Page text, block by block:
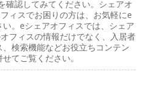
確認してみてください。シェアオ
ィスでお困りの方は、お気軽にe
。eシェアオフィスでは、シェア
フィスの情報だけでなく、入居者
検索機能などお役立ちコンテン
てご覧ください。